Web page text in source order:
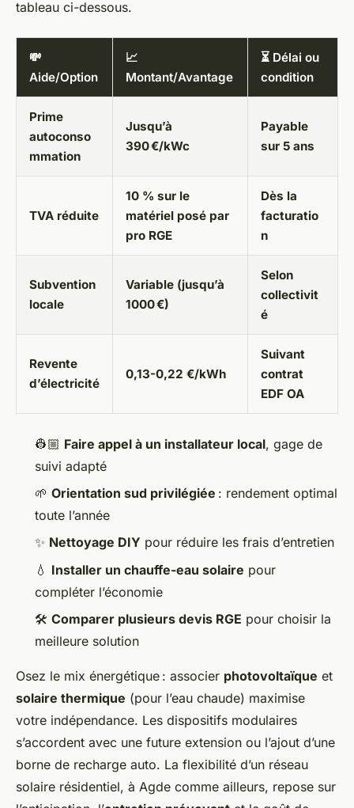
tableau ci-dessous.
💸
Aide/Option
📈
Montant/Avantage
⏳ Délai ou
condition
Prime
autoconso
mmation
Jusqu’à
390 €/kWc
Payable
sur 5 ans
TVA réduite
10 % sur le
matériel posé par
pro RGE
Dès la
facturatio
n
Subvention
locale
Variable (jusqu’à
1000 €)
Selon
collectivit
é
Revente
d’électricité
0,13-0,22 €/kWh
Suivant
contrat
EDF OA
👷🏼 Faire appel à un installateur local, gage de
suivi adapté
🌱 Orientation sud privilégiée : rendement optimal
toute l’année
✨ Nettoyage DIY pour réduire les frais d’entretien
💧 Installer un chauffe-eau solaire pour
compléter l’économie
🛠️ Comparer plusieurs devis RGE pour choisir la
meilleure solution
Osez le mix énergétique : associer photovoltaïque et
solaire thermique (pour l’eau chaude) maximise
votre indépendance. Les dispositifs modulaires
s’accordent avec une future extension ou l’ajout d’une
borne de recharge auto. La flexibilité d’un réseau
solaire résidentiel, à Agde comme ailleurs, repose sur